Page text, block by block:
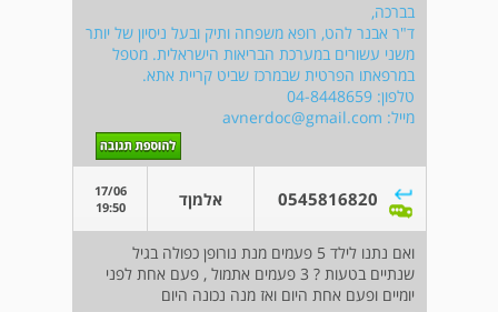
בברכה,
ד"ר אבנר להט, רופא משפחה ותיק ובעל ניסיון של יותר
משני עשורים במערכת הבריאות הישראלית. מטפל
במרפאתו הפרטית שבמרכז שביט קריית אתא.
טלפון: 04-8448659
מייל: avnerdoc@gmail.com
0545816820 אלמןד
17/06
19:50
ואם נתנו לילד 5 פעמים מנת נורופן כפולה בגיל
שנתיים בטעות ? 3 פעמים אתמול , פעם אחת לפני
יומיים ופעם אחת היום ואז מנה נכונה היום